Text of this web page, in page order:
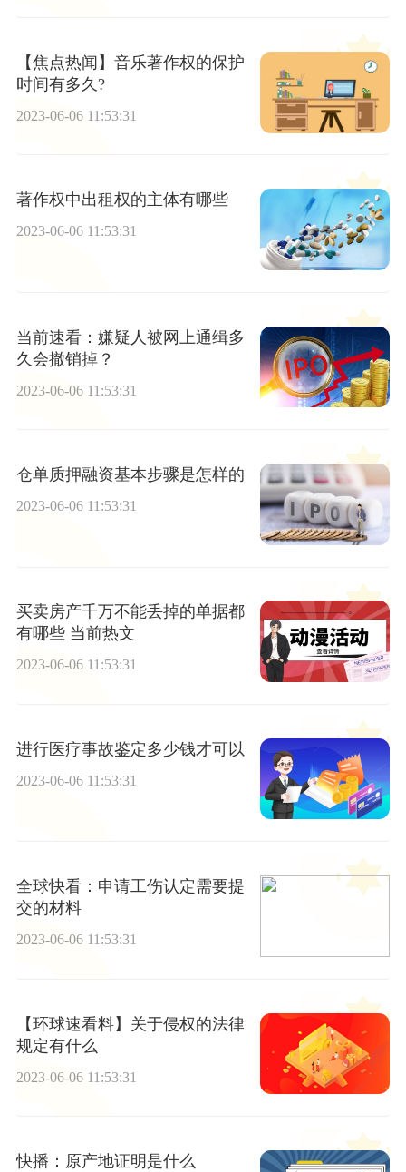
【焦点热闻】音乐著作权的保护
时间有多久?
2023-06-06 11:53:31
著作权中出租权的主体有哪些
2023-06-06 11:53:31
当前速看：嫌疑人被网上通缉多
久会撤销掉？
2023-06-06 11:53:31
仓单质押融资基本步骤是怎样的
2023-06-06 11:53:31
买卖房产千万不能丢掉的单据都
有哪些 当前热文
2023-06-06 11:53:31
进行医疗事故鉴定多少钱才可以
2023-06-06 11:53:31
全球快看：申请工伤认定需要提
交的材料
2023-06-06 11:53:31
【环球速看料】关于侵权的法律
规定有什么
2023-06-06 11:53:31
快播：原产地证明是什么